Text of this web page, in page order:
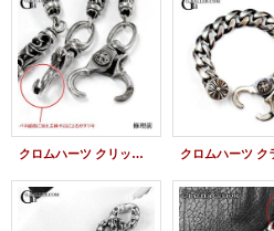
クロムハーツ クリップ修理 バネ交換 ローラーウォレットチェーン 2クリップ